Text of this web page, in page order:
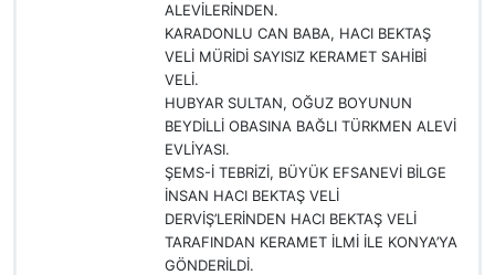
ALEVİLERİNDEN.
KARADONLU CAN BABA, HACI BEKTAŞ
VELİ MÜRİDİ SAYISIZ KERAMET SAHİBİ
VELİ.
HUBYAR SULTAN, OĞUZ BOYUNUN
BEYDİLLİ OBASINA BAĞLI TÜRKMEN ALEVİ
EVLİYASI.
ŞEMS-İ TEBRİZİ, BÜYÜK EFSANEVİ BİLGE
İNSAN HACI BEKTAŞ VELİ
DERVİŞ’LERİNDEN HACI BEKTAŞ VELİ
TARAFINDAN KERAMET İLMİ İLE KONYA’YA
GÖNDERİLDİ.